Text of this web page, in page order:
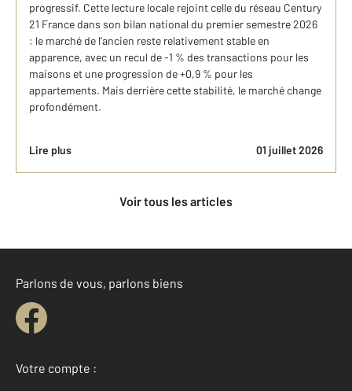
progressif. Cette lecture locale rejoint celle du réseau Century
21 France dans son bilan national du premier semestre 2026
: le marché de l’ancien reste relativement stable en
apparence, avec un recul de -1 % des transactions pour les
maisons et une progression de +0,9 % pour les
appartements. Mais derrière cette stabilité, le marché change
profondément.
Lire plus 01 juillet 2026
Voir tous les articles
Parlons de vous, parlons biens
Votre compte :